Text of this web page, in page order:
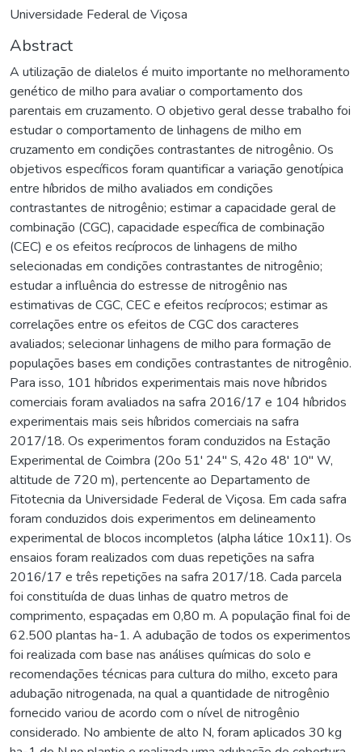
Universidade Federal de Viçosa
Abstract
A utilização de dialelos é muito importante no melhoramento
genético de milho para avaliar o comportamento dos
parentais em cruzamento. O objetivo geral desse trabalho foi
estudar o comportamento de linhagens de milho em
cruzamento em condições contrastantes de nitrogênio. Os
objetivos específicos foram quantificar a variação genotípica
entre híbridos de milho avaliados em condições
contrastantes de nitrogênio; estimar a capacidade geral de
combinação (CGC), capacidade específica de combinação
(CEC) e os efeitos recíprocos de linhagens de milho
selecionadas em condições contrastantes de nitrogênio;
estudar a influência do estresse de nitrogênio nas
estimativas de CGC, CEC e efeitos recíprocos; estimar as
correlações entre os efeitos de CGC dos caracteres
avaliados; selecionar linhagens de milho para formação de
populações bases em condições contrastantes de nitrogênio.
Para isso, 101 híbridos experimentais mais nove híbridos
comerciais foram avaliados na safra 2016/17 e 104 híbridos
experimentais mais seis híbridos comerciais na safra
2017/18. Os experimentos foram conduzidos na Estação
Experimental de Coimbra (20o 51' 24'' S, 42o 48' 10'' W,
altitude de 720 m), pertencente ao Departamento de
Fitotecnia da Universidade Federal de Viçosa. Em cada safra
foram conduzidos dois experimentos em delineamento
experimental de blocos incompletos (alpha látice 10x11). Os
ensaios foram realizados com duas repetições na safra
2016/17 e três repetições na safra 2017/18. Cada parcela
foi constituída de duas linhas de quatro metros de
comprimento, espaçadas em 0,80 m. A população final foi de
62.500 plantas ha-1. A adubação de todos os experimentos
foi realizada com base nas análises químicas do solo e
recomendações técnicas para cultura do milho, exceto para
adubação nitrogenada, na qual a quantidade de nitrogênio
fornecido variou de acordo com o nível de nitrogênio
considerado. No ambiente de alto N, foram aplicados 30 kg